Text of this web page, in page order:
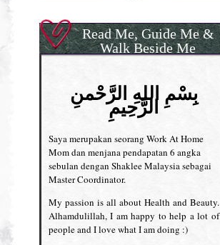
Read Me, Guide Me &
Walk Beside Me
بِسْمِ اللهِ الرَّحْمنِ
الرَّحِيمِ
Saya merupakan seorang Work At Home
Mom dan menjana pendapatan 6 angka
sebulan dengan Shaklee Malaysia sebagai
Master Coordinator.
My passion is all about Health and Beauty.
Alhamdulillah, I am happy to help a lot of
people and I love what I am doing :)